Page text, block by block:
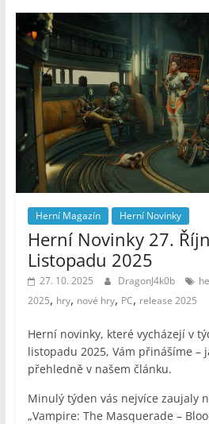
Herní Magazín Herní Novinky
Herní Novinky 27.
Listopadu 2025
27. 10. 2025 DragonJ4k0b
2025, hry, nové hry, PC, release 2025
Herní novinky, které vycházejí v
listopadu 2025, Vám přinášíme –
přehledně v našem článku.
Minulý týden vás nejvíce zaujaly
„Vampire: The Masquerade –